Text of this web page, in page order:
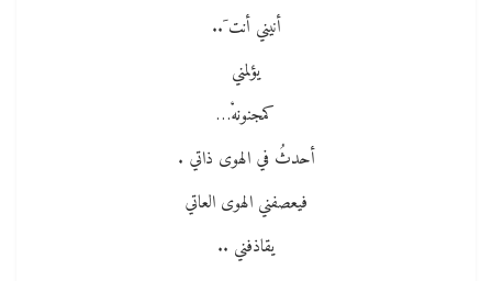
أنيني أنت َ..
يؤلمني
كمجنونهْ…
أحدثُ في الهوى ذاتي .
فيعصفني الهوى العاتي
يقاذفني ..